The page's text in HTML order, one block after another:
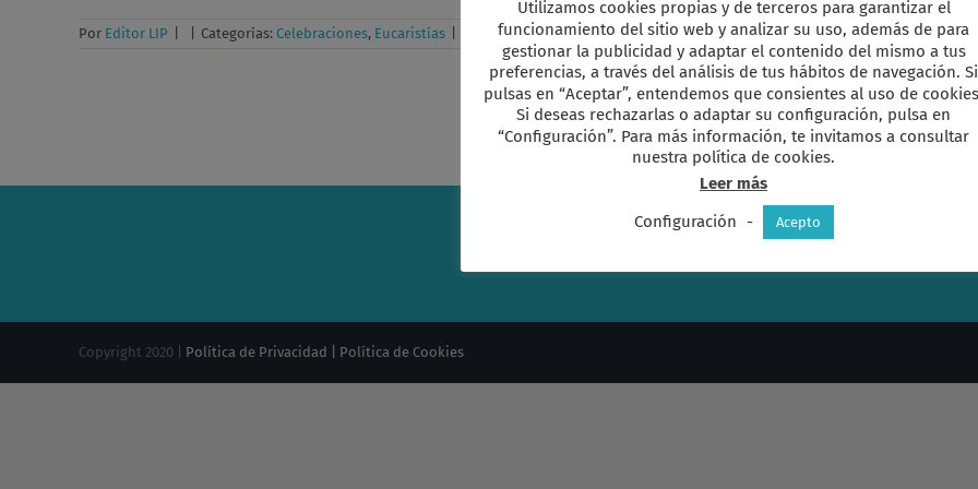
Por Editor LIP Categorías: Celebraciones, Eucaristías Etiquetas:diversidad,Tema social ,uniformidad | Sin comentarios
Copyright 2020 | Política de Privacidad | Política de Cookies
Utilizamos cookies propias y de terceros para garantizar el
funcionamiento del sitio web y analizar su uso, además de para
gestionar la publicidad y adaptar el contenido del mismo a tus
preferencias, a través del análisis de tus hábitos de navegación. Si
pulsas en “Aceptar”, entendemos que consientes al uso de
Si deseas rechazarlas o adaptar su configuración, pulsa en
“Configuración”. Para más información, te invitamos a consultar
nuestra política de cookies.
Leer más
Configuración
- Acepto